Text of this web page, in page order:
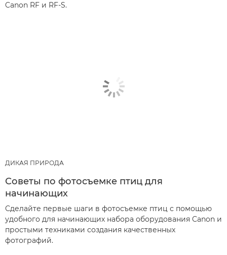
Canon RF и RF-S.
ДИКАЯ ПРИРОДА
Советы по фотосъемке птиц для
начинающих
Сделайте первые шаги в фотосъемке птиц с помощью
удобного для начинающих набора оборудования Canon и
простыми техниками создания качественных
фотографий.